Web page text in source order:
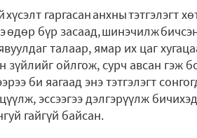
гаргасан анхны тэтгэлэгт
өдөр бүр засаад, шинэчилж
талаар, ямар их цаг
зүйлийг ойлгож, сурч авсан гэж
би яагаад энэ тэтгэлэгт
эссээгээ дэлгэрүүлж
гайгүй байсан.